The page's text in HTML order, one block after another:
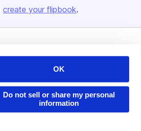
OK
Do not sell or share my personal
information
create your flipbook.
Resources
Developers
Redeem Code